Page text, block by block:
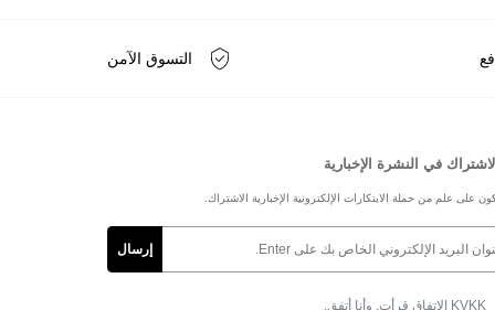
التسوق الآمن
في النشرة الإخبارية
على علم من حملة الابتكارات الإلكترونية الإخبارية الاشتراك.
KVKK الاتفاق قرأت, وأنا أتفق.